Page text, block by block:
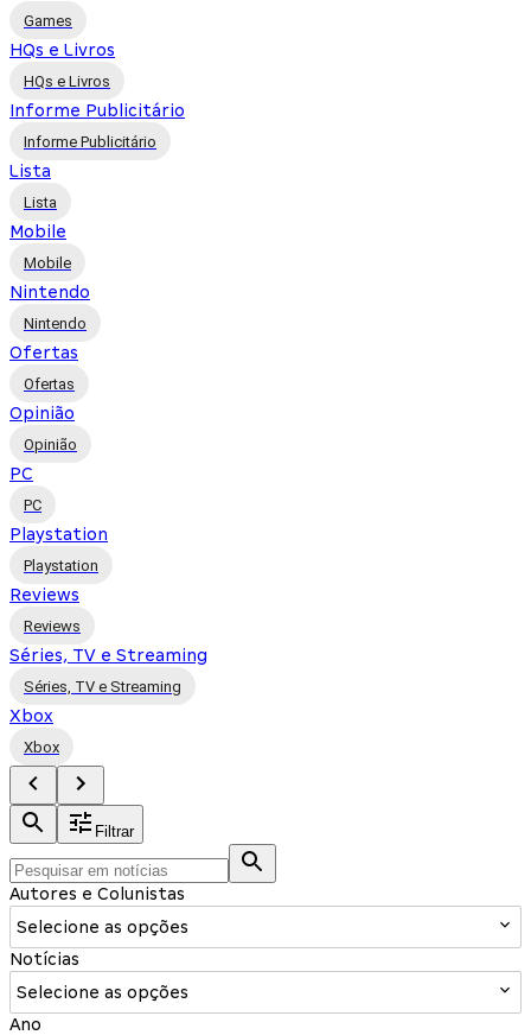
Games
HQs e Livros
HQs e Livros
Informe Publicitário
Informe Publicitário
Lista
Lista
Mobile
Mobile
Nintendo
Nintendo
Ofertas
Ofertas
Opinião
Opinião
PC
PC
Playstation
Playstation
Reviews
Reviews
Séries, TV e Streaming
Séries, TV e Streaming
Xbox
Xbox
Filtrar
Autores e Colunistas
Selecione as opções
Notícias
Selecione as opções
Ano